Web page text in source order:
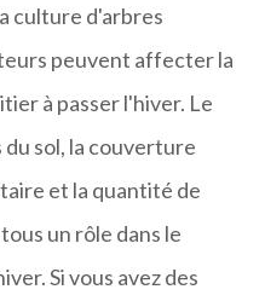
culture d'arbres
peuvent affecter la
à passer l'hiver. Le
sol, la couverture
et la quantité de
un rôle dans le
Si vous avez des